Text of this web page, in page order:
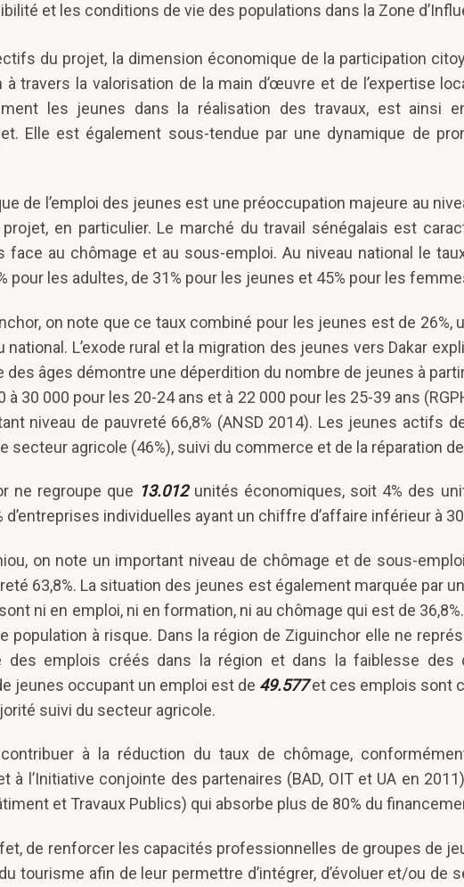
et les conditions de vie des populations dans la Zone
du projet, la dimension économique de la participation
à travers la valorisation de la main d’œuvre et de l’expertise
les jeunes dans la réalisation des travaux, est ainsi
Elle est également sous-tendue par une dynamique de
de l’emploi des jeunes est une préoccupation majeure au
projet, en particulier. Le marché du travail sénégalais est
au chômage et au sous-emploi. Au niveau national le
pour les adultes, de 31% pour les jeunes et 45% pour les
on note que ce taux combiné pour les jeunes est de 26%,
national. L’exode rural et la migration des jeunes vers Dakar
des âges démontre une déperdition du nombre de jeunes à
à 30 000 pour les 20-24 ans et à 22 000 pour les 25-39 ans
niveau de pauvreté 66,8% (ANSD 2014). Les jeunes actifs
secteur agricole (46%), suivi du commerce et de la réparation
ne regroupe que 13.012unités économiques, soit 4% des
individuelles ayant un chiffre d’affaire inférieur à
on note un important niveau de chômage et de sous-
63,8%. La situation des jeunes est également marquée par
ni en emploi, ni en formation, ni au chômage qui est de
population à risque. Dans la région de Ziguinchor elle ne
emplois créés dans la région et dans la faiblesse des
jeunes occupant un emploi est de 49.577et ces emplois sont
suivi du secteur agricole.
à la réduction du taux de chômage,
à l’Initiative conjointe des partenaires (BAD, OIT et UA en
et Travaux Publics) qui absorbe plus de 80% du
de renforcer les capacités professionnelles de groupes de
tourisme afin de leur permettre d’intégrer, d’évoluer et/ou de